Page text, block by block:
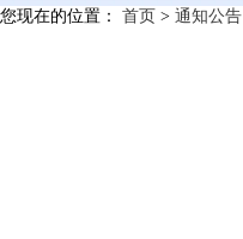
您现在的位置 ： 首页 > 通知公告
版登录入口